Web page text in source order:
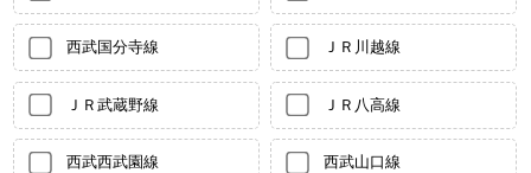
西武国分寺線 ＪＲ川越線
ＪＲ武蔵野線 ＪＲ八高線
西武西武園線 西武山口線